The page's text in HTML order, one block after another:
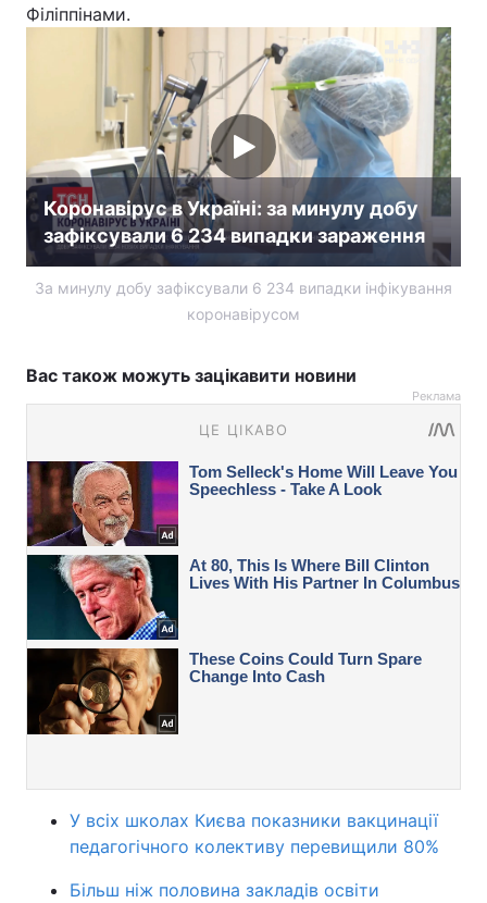
Філіппінами.
Коронавірус в Україні: за минулу добу
зафіксували 6 234 випадки зараження
За минулу добу зафіксували 6 234 випадки інфікування
коронавірусом
Вас також можуть зацікавити новини
Реклама
У всіх школах Києва показники вакцинації
педагогічного колективу перевищили 80%
Більш ніж половина закладів освіти